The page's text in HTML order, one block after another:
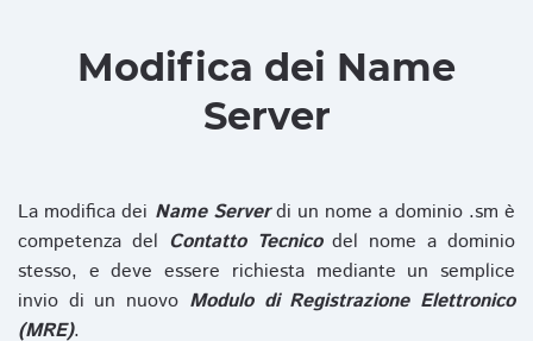
Modifica dei Name
Server
La modifica dei Name Serverdi un nome a dominio .sm è
competenza del Contatto Tecnicodel nome a dominio
stesso, e deve essere richiesta mediante un semplice
invio di un nuovo Modulo di Registrazione Elettronico
(MRE).